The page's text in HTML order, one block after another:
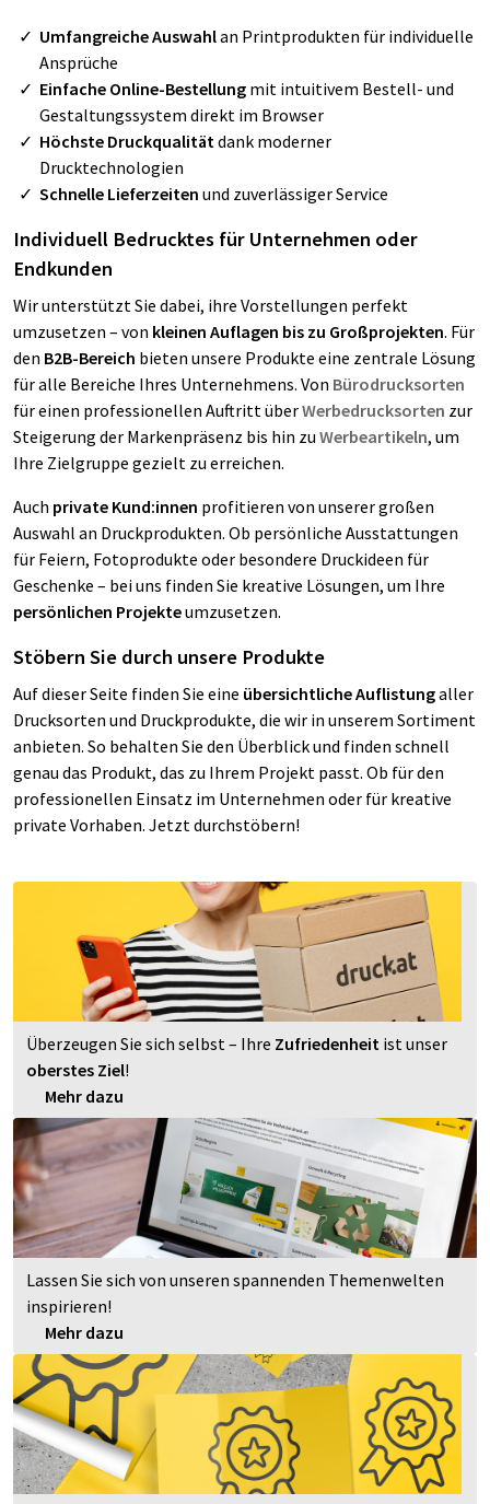
Umfangreiche Auswahlan Printprodukten für individuelle
Ansprüche
Einfache Online-Bestellung mit intuitivem Bestell- und
Gestaltungssystem direkt im Browser
Höchste Druckqualitätdank moderner
Drucktechnologien
Schnelle Lieferzeiten und zuverlässiger Service
Individuell Bedrucktes für Unternehmen oder
Endkunden
Wir unterstützt Sie dabei, ihre Vorstellungen perfekt
umzusetzen – von kleinen Auflagen bis zu Großprojekten. Für
den B2B-Bereich bieten unsere Produkte eine zentrale Lösung
für alle Bereiche Ihres Unternehmens. Von Bürodrucksorten
für einen professionellen Auftritt überWerbedrucksorten zur
Steigerung der Markenpräsenz bis hin zu Werbeartikeln, um
Ihre Zielgruppe gezielt zu erreichen.
Auch private Kund:innen profitieren von unserer großen
Auswahl an Druckprodukten. Ob persönliche Ausstattungen
für Feiern, Fotoprodukte oder besondere Druckideen für
Geschenke – bei uns finden Sie kreative Lösungen, um Ihre
persönlichen Projekteumzusetzen.
Stöbern Sie durch unsere Produkte
Auf dieser Seite finden Sie eine übersichtliche Auflistungaller
Drucksorten und Druckprodukte, die wir in unserem Sortiment
anbieten. So behalten Sie den Überblick und finden schnell
genau das Produkt, das zu Ihrem Projekt passt. Ob für den
professionellen Einsatz im Unternehmen oder für kreative
private Vorhaben. Jetzt durchstöbern!
Überzeugen Sie sich selbst – Ihre Zufriedenheit ist unser
oberstes Ziel!
Mehr dazu
Lassen Sie sich von unseren spannenden Themenwelten
inspirieren!
Mehr dazu